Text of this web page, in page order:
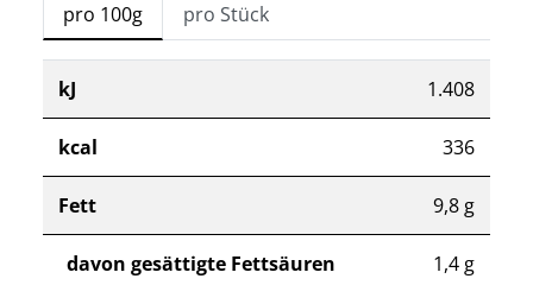
pro 100g pro Stück
kJ 1.408
kcal 336
Fett 9,8 g
davon gesättigte Fettsäuren 1,4 g